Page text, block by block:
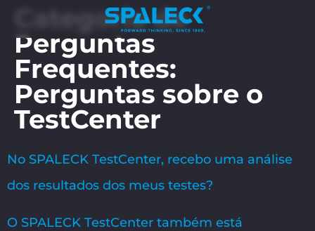
Categoria de
Perguntas
Frequentes:
Perguntas sobre o
TestCenter
No SPALECK TestCenter, recebo uma análise
dos resultados dos meus testes?
O SPALECK TestCenter também está